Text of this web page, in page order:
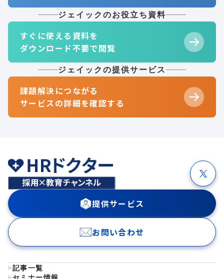
ジェイックのお役立ち資料
すぐに使える資料を
ダウンロード不要で閲覧
ジェイックの提供サービス
課題解決につながる
サービスの詳細を確認する
提供サービス
お問い合わせ
記事一覧